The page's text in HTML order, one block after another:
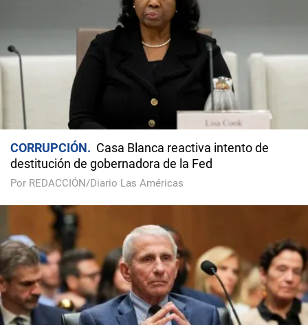
CORRUPCIÓN
Casa Blanca reactiva intento de
destitución de gobernadora de la Fed
Por REDACCIÓN/Diario Las Américas